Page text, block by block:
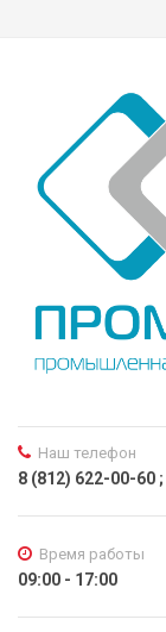
Наш телефон
8 (812) 622-00-60
Время работы
09:00 - 17:00